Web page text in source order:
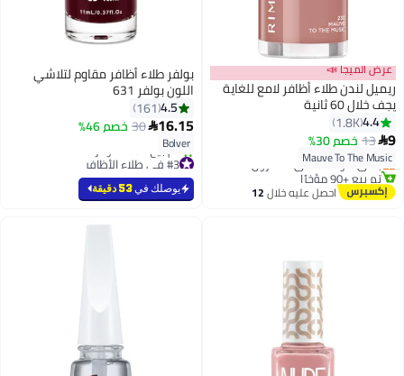
8
عرض الميجا 📣
ريميل لندن طلاء أظافر لامع للغاية
يجف خلال 60 ثانية
4.4
1.8K
9
13 خصم 30%
Mauve To The Music
أقل سعر في 7 يوم
توصيل مجاني
باقي 1 وحدات في المخزون
تم بيع +90 مؤخرًا
أقل سعر في 7 يوماحصل عليه خلال12
بولفر طلاء أظافر مقاوم لتلاشي
اللون بولفر 631
4.5
161
16.15
30 خصم 46%
Bolver
#3 في طلاء الأظافر
بتخلّص بسرعة
تم بيع +250 مؤخرًا
#3 في طلاء الأظافر
يوصلك في53 دقيقة